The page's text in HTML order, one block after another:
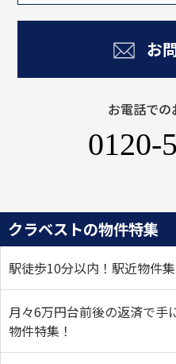
お
お電話での
0120-
クラベストの物件特集
駅徒歩10分以内！駅近物件集
月々6万円台前後の返済で手
物件特集！